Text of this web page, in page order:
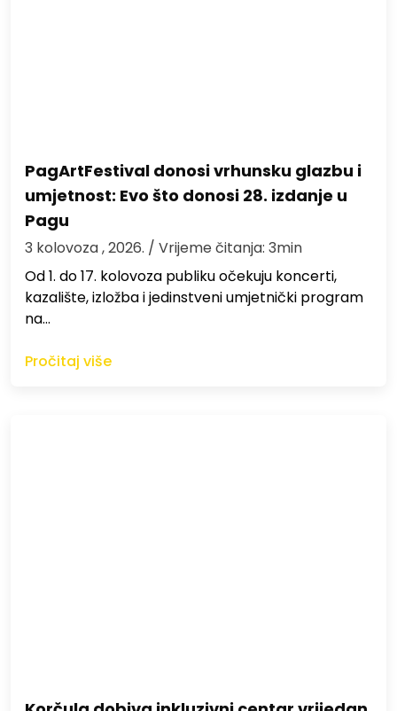
PagArtFestival donosi vrhunsku glazbu i
umjetnost: Evo što donosi 28. izdanje u
Pagu
3 kolovoza , 2026. / Vrijeme čitanja: 3min
Od 1. do 17. kolovoza publiku očekuju koncerti,
kazalište, izložba i jedinstveni umjetnički program
na…
Pročitaj više